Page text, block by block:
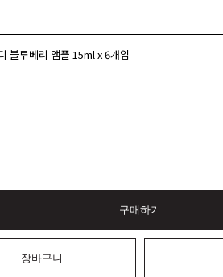
블루베리 앰플 15ml x 6개입
구매하기
장바구니